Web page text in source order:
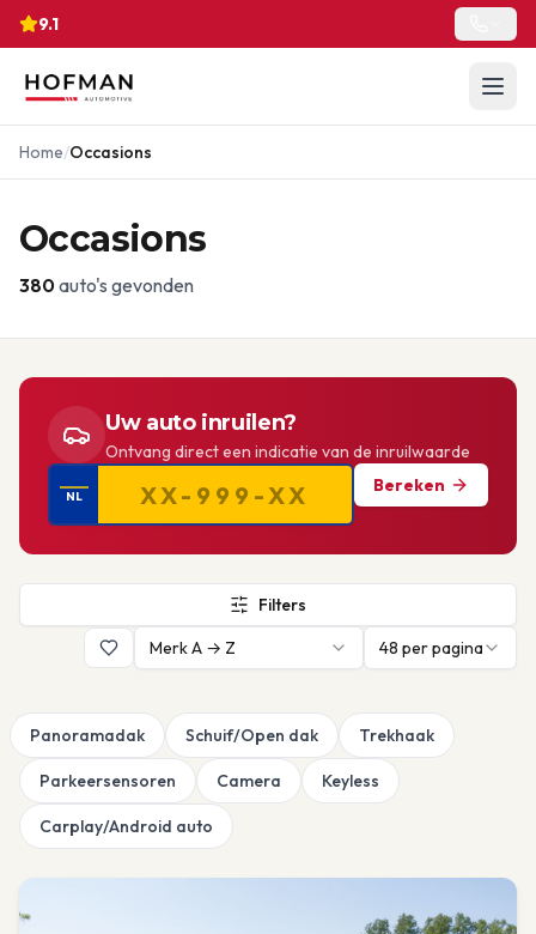
9.1
Home/Occasions
Occasions
380auto's gevonden
Uw auto inruilen?
Ontvang direct een indicatie van de inruilwaarde
NL
Bereken
Filters
Merk A → Z
48 per pagina
Panoramadak Schuif/Open dak Trekhaak
Parkeersensoren Camera Keyless
Carplay/Android auto